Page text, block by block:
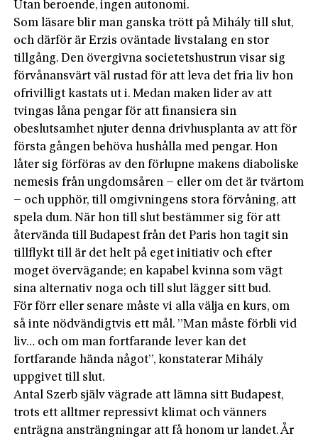
Utan beroende, ingen autonomi.
Som läsare blir man ganska trött på Mihály till slut,
och därför är Erzis oväntade livstalang en stor
tillgång. Den övergivna societetshustrun visar sig
förvånansvärt väl rustad för att leva det fria liv hon
ofrivilligt kastats ut i. Medan maken lider av att
tvingas låna pengar för att finansiera sin
obeslutsamhet njuter denna drivhusplanta av att för
första gången behöva hushålla med pengar. Hon
låter sig förföras av den förlupne makens diaboliske
nemesis från ungdomsåren – eller om det är tvärtom
– och upphör, till omgivningens stora förvåning, att
spela dum. När hon till slut bestämmer sig för att
återvända till Budapest från det Paris hon tagit sin
tillflykt till är det helt på eget initiativ och efter
moget övervägande; en kapabel kvinna som vägt
sina alternativ noga och till slut lägger sitt bud.
För förr eller senare måste vi alla välja en kurs, om
så inte nödvändigtvis ett mål. ”Man måste förbli vid
liv… och om man fortfarande lever kan det
fortfarande hända något”, konstaterar Mihály
uppgivet till slut.
Antal Szerb själv vägrade att lämna sitt Budapest,
trots ett alltmer repressivt klimat och vänners
enträgna ansträngningar att få honom ur landet. År